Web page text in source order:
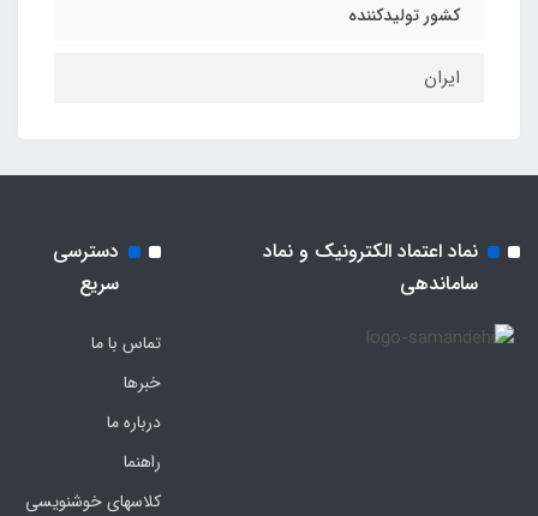
کشور تولیدکننده
ایران
نماد اعتماد الکترونیک و نماد
ساماندهی
دسترسی
سریع
تماس با ما
خبرها
درباره ما
راهنما
کلاسهای خوشنویسی